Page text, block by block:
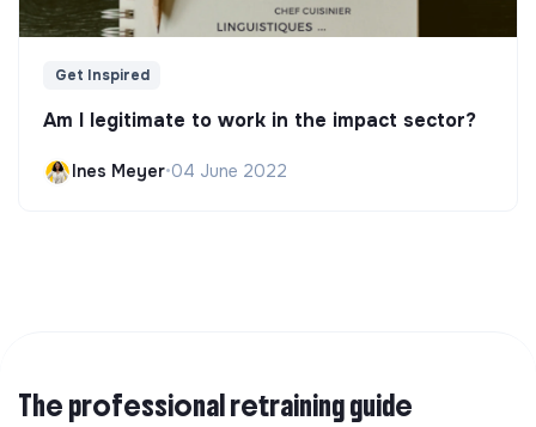
Get Inspired
Am I legitimate to work in the impact sector?
Ines Meyer•04 June 2022
The professional retraining guide